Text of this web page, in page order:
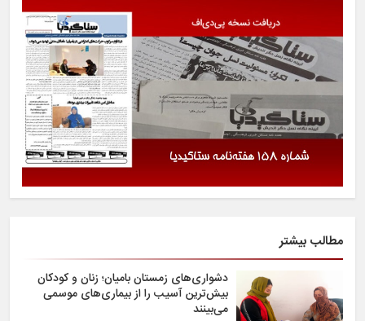
مطالب بیشتر
دشواری‌های زمستان بامیان؛ زنان و کودکان
بیش‌ترین آسیب را از بیماری‌های موسمی
می‌بینند